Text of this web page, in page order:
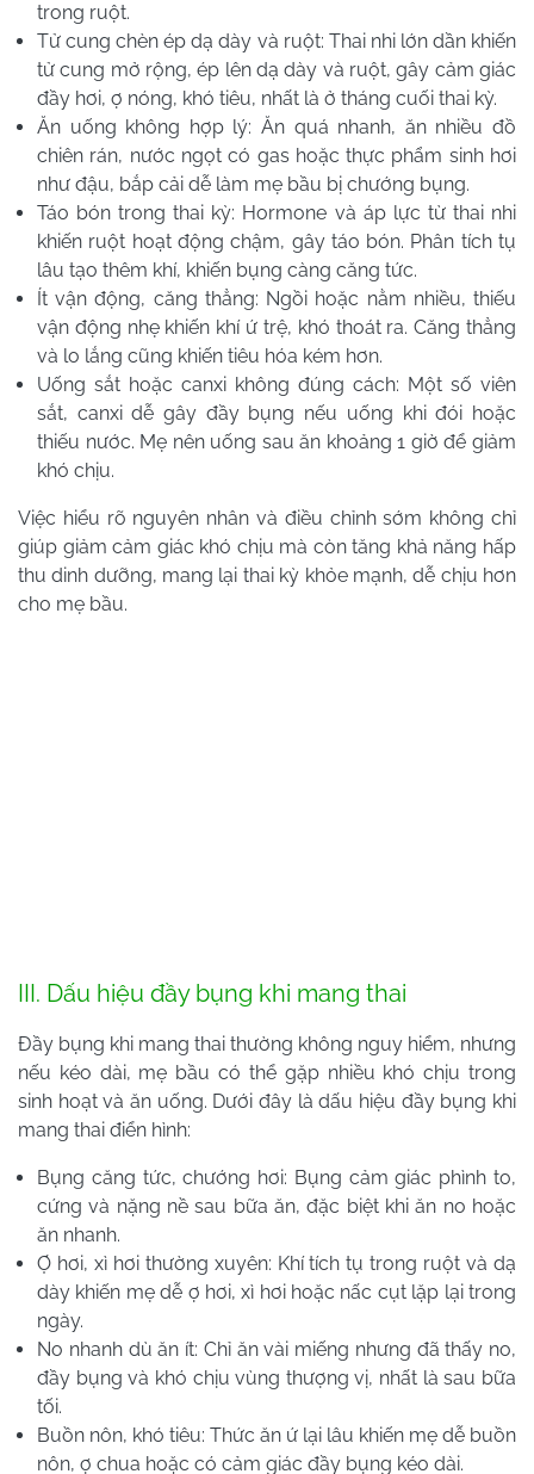
trong ruột.
Tử cung chèn ép dạ dày và ruột: Thai nhi lớn dần khiến
tử cung mở rộng, ép lên dạ dày và ruột, gây cảm giác
đầy hơi, ợ nóng, khó tiêu, nhất là ở tháng cuối thai kỳ.
Ăn uống không hợp lý: Ăn quá nhanh, ăn nhiều đồ
chiên rán, nước ngọt có gas hoặc thực phẩm sinh hơi
như đậu, bắp cải dễ làm mẹ bầu bị chướng bụng.
Táo bón trong thai kỳ: Hormone và áp lực từ thai nhi
khiến ruột hoạt động chậm, gây táo bón. Phân tích tụ
lâu tạo thêm khí, khiến bụng càng căng tức.
Ít vận động, căng thẳng: Ngồi hoặc nằm nhiều, thiếu
vận động nhẹ khiến khí ứ trệ, khó thoát ra. Căng thẳng
và lo lắng cũng khiến tiêu hóa kém hơn.
Uống sắt hoặc canxi không đúng cách: Một số viên
sắt, canxi dễ gây đầy bụng nếu uống khi đói hoặc
thiếu nước. Mẹ nên uống sau ăn khoảng 1 giờ để giảm
khó chịu.
Việc hiểu rõ nguyên nhân và điều chỉnh sớm không chỉ
giúp giảm cảm giác khó chịu mà còn tăng khả năng hấp
thu dinh dưỡng, mang lại thai kỳ khỏe mạnh, dễ chịu hơn
cho mẹ bầu.
III. Dấu hiệu đầy bụng khi mang thai
Đầy bụng khi mang thai thường không nguy hiểm, nhưng
nếu kéo dài, mẹ bầu có thể gặp nhiều khó chịu trong
sinh hoạt và ăn uống. Dưới đây là dấu hiệu đầy bụng khi
mang thai điển hình:
Bụng căng tức, chướng hơi: Bụng cảm giác phình to,
cứng và nặng nề sau bữa ăn, đặc biệt khi ăn no hoặc
ăn nhanh.
Ợ hơi, xì hơi thường xuyên: Khí tích tụ trong ruột và dạ
dày khiến mẹ dễ ợ hơi, xì hơi hoặc nấc cụt lặp lại trong
ngày.
No nhanh dù ăn ít: Chỉ ăn vài miếng nhưng đã thấy no,
đầy bụng và khó chịu vùng thượng vị, nhất là sau bữa
tối.
Buồn nôn, khó tiêu: Thức ăn ứ lại lâu khiến mẹ dễ buồn
nôn, ợ chua hoặc có cảm giác đầy bụng kéo dài.